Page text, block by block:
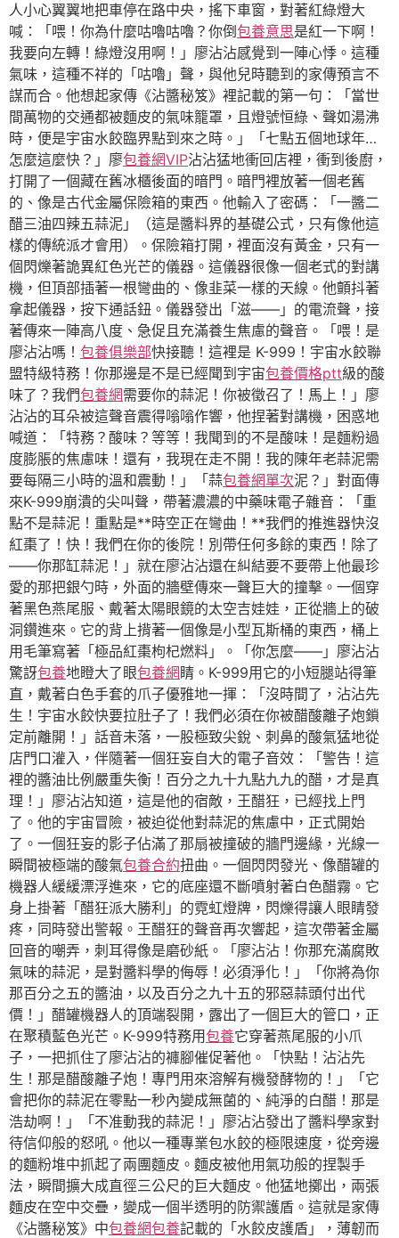
人小心翼翼地把車停在路中央，搖下車窗，對著紅綠燈大
喊：「喂！你為什麼咕嚕咕嚕？你倒包養意思是紅一下啊！
我要向左轉！綠燈沒用啊！」廖沾沾感覺到一陣心悸。這種
氣味，這種不祥的「咕嚕」聲，與他兒時聽到的家傳預言不
謀而合。他想起家傳《沾醬秘笈》裡記載的第一句：「當世
間萬物的交通都被麵皮的氣味籠罩，且燈號恒綠、聲如湯沸
時，便是宇宙水餃臨界點到來之時。」「七點五個地球年…
怎麼這麼快？」廖包養網VIP沾沾猛地衝回店裡，衝到後廚，
打開了一個藏在舊冰櫃後面的暗門。暗門裡放著一個老舊
的、像是古代金屬保險箱的東西。他輸入了密碼：「一醬二
醋三油四辣五蒜泥」（這是醬料界的基礎公式，只有像他這
樣的傳統派才會用）。保險箱打開，裡面沒有黃金，只有一
個閃爍著詭異紅色光芒的儀器。這儀器很像一個老式的對講
機，但頂部插著一根彎曲的、像韭菜一樣的天線。他顫抖著
拿起儀器，按下通話鈕。儀器發出「滋——」的電流聲，接
著傳來一陣高八度、急促且充滿養生焦慮的聲音。「喂！是
廖沾沾嗎！ 包養俱樂部快接聽！這裡是 K-999！宇宙水餃聯
盟特級特務！你那邊是不是已經聞到宇宙包養價格ptt級的酸
味了？我們包養網需要你的蒜泥！你被徵召了！馬上！」廖
沾沾的耳朵被這聲音震得嗡嗡作響，他捏著對講機，困惑地
喊道：「特務？酸味？等等！我聞到的不是酸味！是麵粉過
度膨脹的焦慮味！還有，我現在走不開！我的陳年老蒜泥需
要每隔三小時的溫和震動！」「蒜包養網單次泥？」對面傳
來K-999崩潰的尖叫聲，帶著濃濃的中藥味電子雜音：「重
點不是蒜泥！重點是**時空正在彎曲！**我們的推進器快沒
紅棗了！快！我們在你的後院！別帶任何多餘的東西！除了
——你那缸蒜泥！」就在廖沾沾還在糾結要不要帶上他最珍
愛的那把銀勺時，外面的牆壁傳來一聲巨大的撞擊。一個穿
著黑色燕尾服、戴著太陽眼鏡的太空吉娃娃，正從牆上的破
洞鑽進來。它的背上揹著一個像是小型瓦斯桶的東西，桶上
用毛筆寫著「極品紅棗枸杞燃料」。「你怎麼——」廖沾沾
驚訝包養地瞪大了眼包養網 睛。K-999用它的小短腿站得筆
直，戴著白色手套的爪子優雅地一揮：「沒時間了，沾沾先
生！宇宙水餃快要拉肚子了！我們必須在你被醋酸離子炮鎖
定前離開！」話音未落，一股極致尖銳、刺鼻的酸氣猛地從
店門口灌入，伴隨著一個狂妄自大的電子音效：「警告！這
裡的醬油比例嚴重失衡！百分之九十九點九九的醋，才是真
理！」廖沾沾知道，這是他的宿敵，王醋狂，已經找上門
了。他的宇宙冒險，被迫從他對蒜泥的焦慮中，正式開始
了。一個狂妄的影子佔滿了那扇被撞破的牆門邊緣，光線一
瞬間被極端的酸氣包養合約扭曲。一個閃閃發光、像醋罐的
機器人緩緩漂浮進來，它的底座還不斷噴射著白色醋霧。它
身上掛著「醋狂派大勝利」的霓虹燈牌，閃爍得讓人眼睛發
疼，同時發出警報。王醋狂的聲音再次響起，這次帶著金屬
回音的嘲弄，刺耳得像是磨砂紙。「廖沾沾！你那充滿腐敗
氣味的蒜泥，是對醬料學的侮辱！必須淨化！」「你將為你
那百分之五的醬油，以及百分之九十五的邪惡蒜頭付出代
價！」醋罐機器人的頂端裂開，露出了一個巨大的管口，正
在聚積藍色光芒。K-999特務用包養它穿著燕尾服的小爪
子，一把抓住了廖沾沾的褲腳催促著他。「快點！沾沾先
生！那是醋酸離子炮！專門用來溶解有機發酵物的！」「它
會把你的蒜泥在零點一秒內變成無菌的、純淨的白醋！那是
浩劫啊！」「不准動我的蒜泥！」廖沾沾發出了醬料學家對
待信仰般的怒吼。他以一種專業包水餃的極限速度，從旁邊
的麵粉堆中抓起了兩團麵皮。麵皮被他用氣功般的捏製手
法，瞬間擴大成直徑三公尺的巨大麵皮。他猛地擲出，兩張
麵皮在空中交疊，變成一個半透明的防禦護盾。這就是家傳
《沾醬秘笈》中包養網包養記載的「水餃皮護盾」，薄韌而